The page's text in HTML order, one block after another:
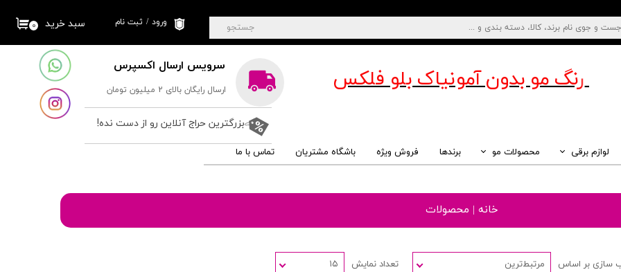
سرویس ارسال اکسپرس
ارسال رایگان بالای 2 میلیون تومان
جستجو ۰ سبد خرید ورود / ثبت نام
تغییر گذر واژه
سفارشات
خروج از حساب
کاربری
بزرگترین حراج آنلاین رو از دست نده!
لوازم برقی محصولات مو برندها فروش ویژه باشگاه مشتریان تماس با ما
رنگ مو بدون آمونیاکبلو فلکس
خانه | محصولات
سازی بر اساس مرتبط‌ترین تعداد نمایش ۱۵